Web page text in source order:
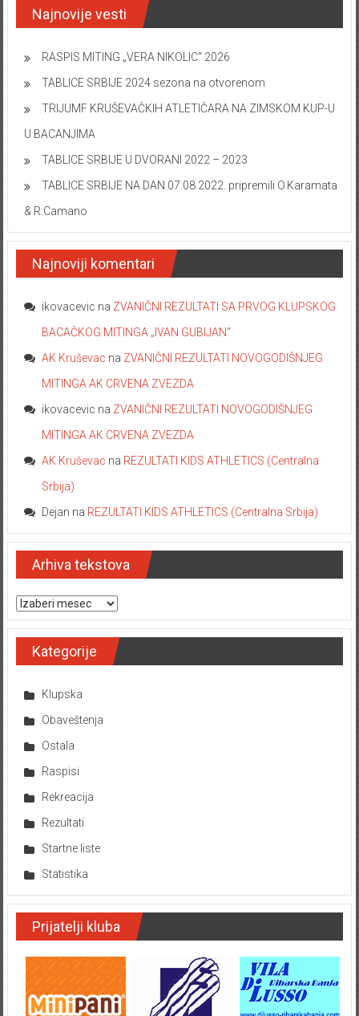
Najnovije vesti
RASPIS MITING „VERA NIKOLIC“ 2026
TABLICE SRBIJE 2024 sezona na otvorenom
TRIJUMF KRUŠEVAČKIH ATLETIČARA NA ZIMSKOM KUP-U
U BACANJIMA
TABLICE SRBIJE U DVORANI 2022 – 2023
TABLICE SRBIJE NA DAN 07.08.2022. pripremili O.Karamata
& R.Camano
Najnoviji komentari
ikovacevic na ZVANIČNI REZULTATI SA PRVOG KLUPSKOG
BACAČKOG MITINGA „IVAN GUBIJAN“
AK Kruševac na ZVANIČNI REZULTATI NOVOGODIŠNJEG
MITINGA AK CRVENA ZVEZDA
ikovacevic na ZVANIČNI REZULTATI NOVOGODIŠNJEG
MITINGA AK CRVENA ZVEZDA
AK Kruševac na REZULTATI KIDS ATHLETICS (Centralna
Srbija)
Dejan na REZULTATI KIDS ATHLETICS (Centralna Srbija)
Arhiva tekstova
Arhiva tekstova
Kategorije
Klupska
Obaveštenja
Ostala
Raspisi
Rekreacija
Rezultati
Startne liste
Statistika
Prijatelji kluba